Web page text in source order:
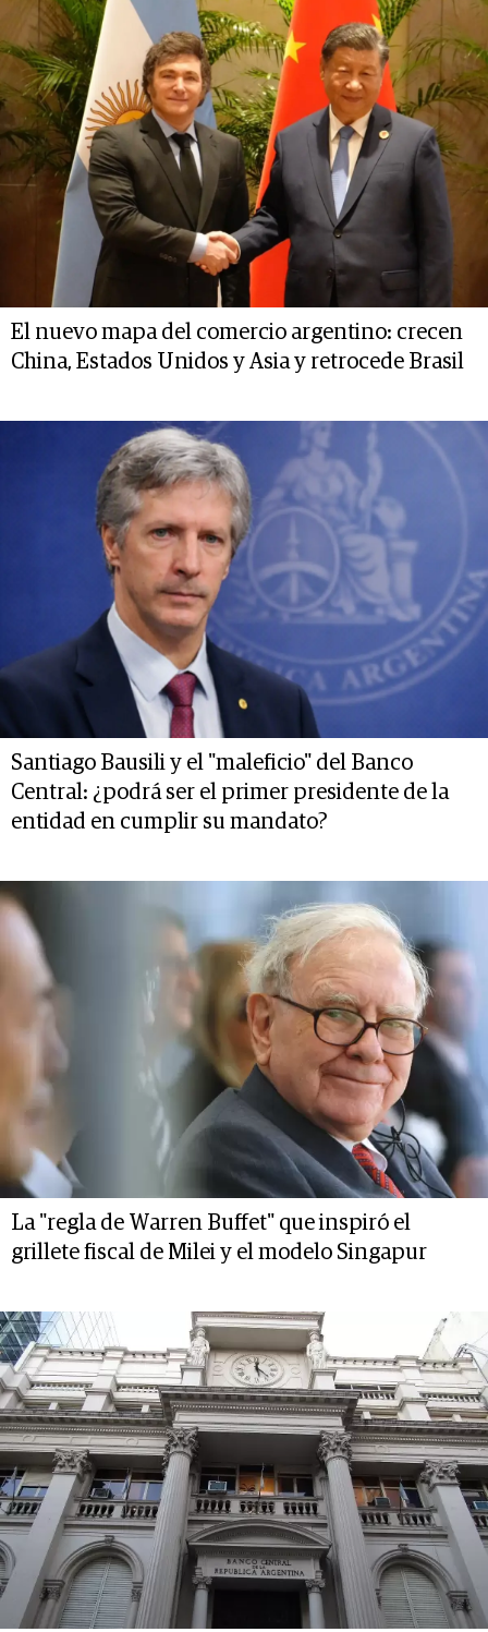
El nuevo mapa del comercio argentino: crecen
China, Estados Unidos y Asia y retrocede Brasil
Santiago Bausili y el "maleficio" del Banco
Central: ¿podrá ser el primer presidente de la
entidad en cumplir su mandato?
La "regla de Warren Buffet" que inspiró el
grillete fiscal de Milei y el modelo Singapur